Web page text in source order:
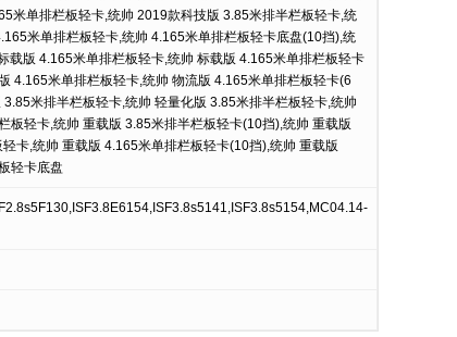
米单排栏板轻卡,统帅 2019款科技版 3.85米排半栏板轻卡,统
米单排栏板轻卡,统帅 4.165米单排栏板轻卡底盘(10挡),统
载版 4.165米单排栏板轻卡,统帅 标载版 4.165米单排栏板轻卡
4.165米单排栏板轻卡,统帅 物流版 4.165米单排栏板轻卡(6
米排半栏板轻卡,统帅 轻量化版 3.85米排半栏板轻卡,统帅
轻卡,统帅 重载版 3.85米排半栏板轻卡(10挡),统帅 重载版
卡,统帅 重载版 4.165米单排栏板轻卡(10挡),统帅 重载版
轻卡底盘